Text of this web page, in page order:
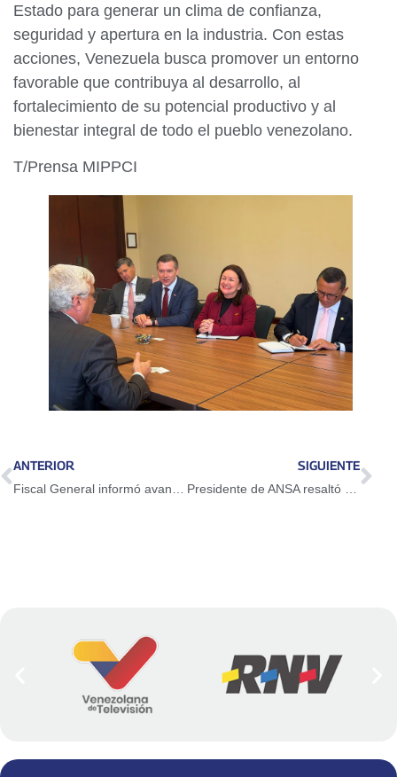
Estado para generar un clima de confianza,
seguridad y apertura en la industria. Con estas
acciones, Venezuela busca promover un entorno
favorable que contribuya al desarrollo, al
fortalecimiento de su potencial productivo y al
bienestar integral de todo el pueblo venezolano.
T/Prensa MIPPCI
ANTERIOR
Fiscal General informó avances sobre la Consulta Nacional de Justicia Penal y balance legal
SIGUIENTE
Presidente de ANSA resaltó el alcance masivo de la IV Expo Fedeindustria 2026